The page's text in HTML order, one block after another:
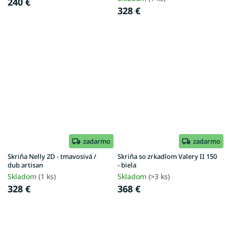
328 €
zadarmo
Skriňa Nelly 2D - tmavosivá /
dub artisan
Skladom (1 ks)
328 €
zadarmo
Skriňa so zrkadlom Valery II 150
- biela
Skladom (>3 ks)
368 €